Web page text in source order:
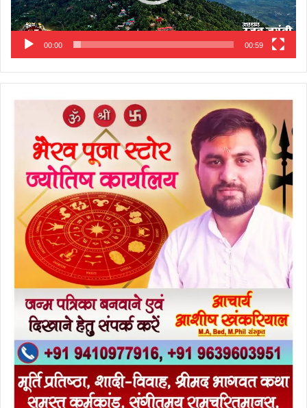
00:00 00:59